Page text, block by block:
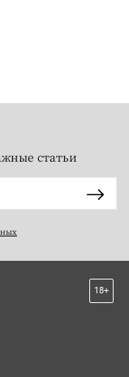
статьи
18+